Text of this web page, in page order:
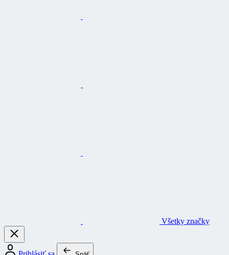
Všetky značky